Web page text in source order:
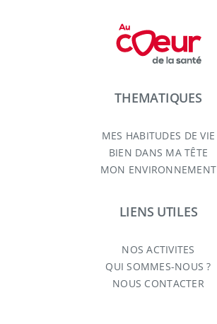
THEMATIQUES
MES HABITUDES DE VIE
BIEN DANS MA TÊTE
MON ENVIRONNEMENT
LIENS UTILES
NOS ACTIVITES
QUI SOMMES-NOUS ?
NOUS CONTACTER